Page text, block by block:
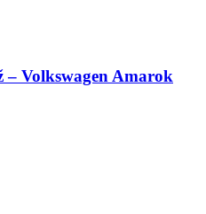
Volkswagen Amarok